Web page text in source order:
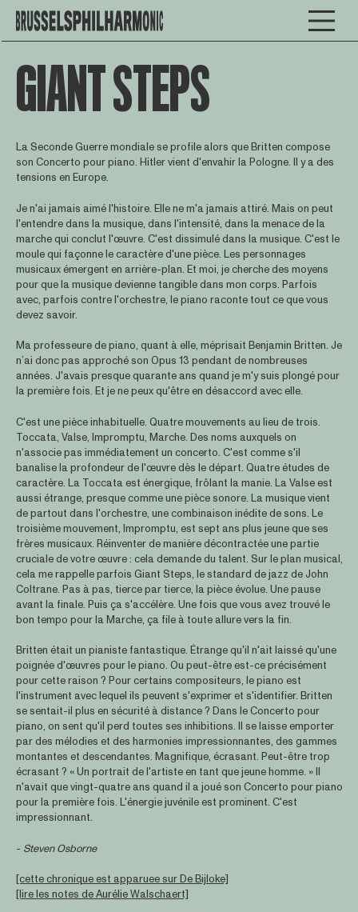
GIANT STEPS
La Seconde Guerre mondiale se profile alors que Britten compose
son Concerto pour piano. Hitler vient d'envahir la Pologne. Il y a des
tensions en Europe.
Je n'ai jamais aimé l'histoire. Elle ne m'a jamais attiré. Mais on peut
l'entendre dans la musique, dans l'intensité, dans la menace de la
marche qui conclut l'œuvre. C'est dissimulé dans la musique. C'est le
moule qui façonne le caractère d'une pièce. Les personnages
musicaux émergent en arrière-plan. Et moi, je cherche des moyens
pour que la musique devienne tangible dans mon corps. Parfois
avec, parfois contre l'orchestre, le piano raconte tout ce que vous
devez savoir.
Ma professeure de piano, quant à elle, méprisait Benjamin Britten. Je
n’ai donc pas approché son Opus 13 pendant de nombreuses
années. J'avais presque quarante ans quand je m'y suis plongé pour
la première fois. Et je ne peux qu'être en désaccord avec elle.
C'est une pièce inhabituelle. Quatre mouvements au lieu de trois.
Toccata, Valse, Impromptu, Marche. Des noms auxquels on
n'associe pas immédiatement un concerto. C'est comme s'il
banalise la profondeur de l'œuvre dès le départ. Quatre études de
caractère. La Toccata est énergique, frôlant la manie. La Valse est
aussi étrange, presque comme une pièce sonore. La musique vient
de partout dans l'orchestre, une combinaison inédite de sons. Le
troisième mouvement, Impromptu, est sept ans plus jeune que ses
frères musicaux. Réinventer de manière décontractée une partie
cruciale de votre œuvre : cela demande du talent. Sur le plan musical,
cela me rappelle parfois Giant Steps, le standard de jazz de John
Coltrane. Pas à pas, tierce par tierce, la pièce évolue. Une pause
avant la finale. Puis ça s'accélère. Une fois que vous avez trouvé le
bon tempo pour la Marche, ça file à toute allure vers la fin.
Britten était un pianiste fantastique. Étrange qu'il n'ait laissé qu'une
poignée d'œuvres pour le piano. Ou peut-être est-ce précisément
pour cette raison ? Pour certains compositeurs, le piano est
l'instrument avec lequel ils peuvent s'exprimer et s'identifier. Britten
se sentait-il plus en sécurité à distance ? Dans le Concerto pour
piano, on sent qu'il perd toutes ses inhibitions. Il se laisse emporter
par des mélodies et des harmonies impressionnantes, des gammes
montantes et descendantes. Magnifique, écrasant. Peut-être trop
écrasant ? « Un portrait de l'artiste en tant que jeune homme. » Il
n'avait que vingt-quatre ans quand il a joué son Concerto pour piano
pour la première fois. L'énergie juvénile est prominent. C'est
impressionnant.
- Steven Osborne
[cette chronique est apparuee sur De Bijloke]
[lire les notes de Aurélie Walschaert]